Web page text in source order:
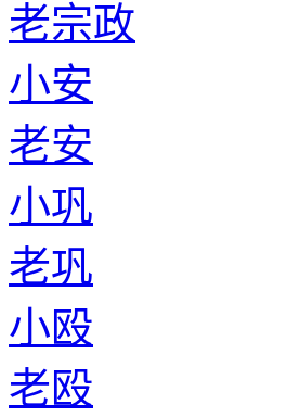
老宗政
小安
老安
小巩
老巩
小殴
老殴